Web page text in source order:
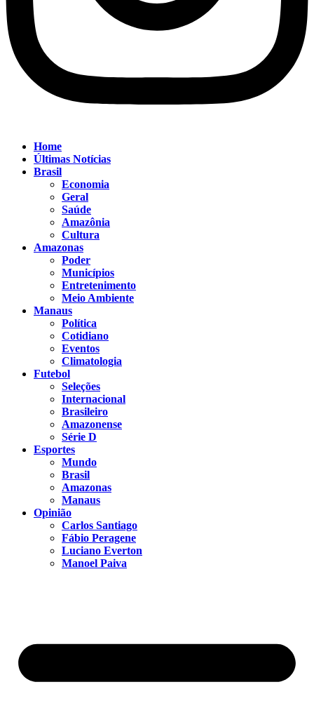
Home
Últimas Notícias
Brasil
Economia
Geral
Saúde
Amazônia
Cultura
Amazonas
Poder
Municípios
Entretenimento
Meio Ambiente
Manaus
Política
Cotidiano
Eventos
Climatologia
Futebol
Seleções
Internacional
Brasileiro
Amazonense
Série D
Esportes
Mundo
Brasil
Amazonas
Manaus
Opinião
Carlos Santiago
Fábio Peragene
Luciano Everton
Manoel Paiva